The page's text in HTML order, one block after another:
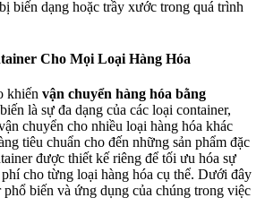
biến dạng hoặc trầy xước trong quá trình
Cho Mọi Loại Hàng Hóa
khiến vận chuyển hàng hóa bằng
là sự đa dạng của các loại container,
chuyển cho nhiều loại hàng hóa khác
tiêu chuẩn cho đến những sản phẩm đặc
được thiết kế riêng để tối ưu hóa sự
cho từng loại hàng hóa cụ thể. Dưới đây
biến và ứng dụng của chúng trong việc